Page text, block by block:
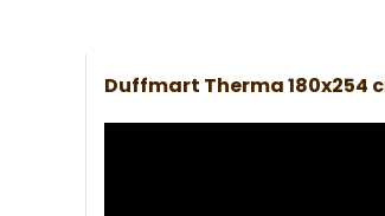
Duffmart Therma 180x254